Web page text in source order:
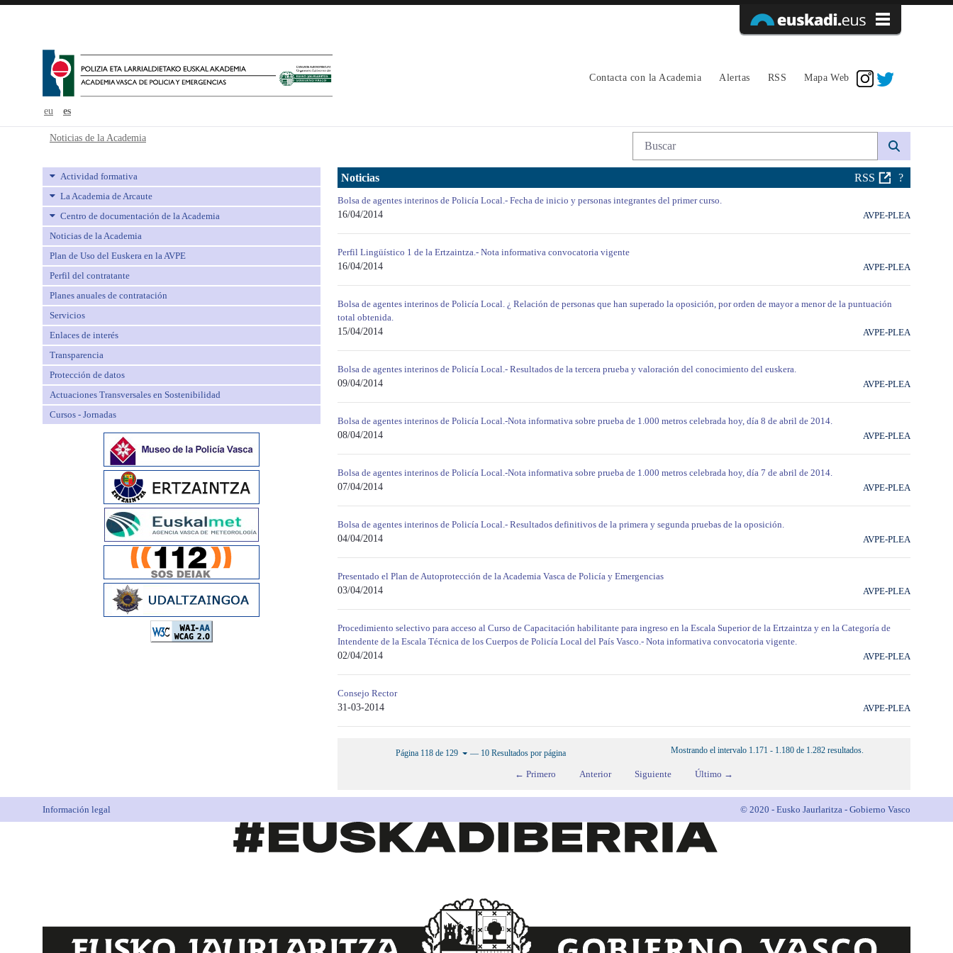
eu es
Contacta con la Academia Alertas RSS Mapa Web
Noticias de la Academia - avpe
Noticias de la Academia Búsqueda web
Actividad formativa
La Academia de Arcaute
Centro de documentación de la Academia
Noticias de la Academia
Plan de Uso del Euskera en la AVPE
Perfil del contratante
Planes anuales de contratación
Servicios
Enlaces de interés
Transparencia
Protección de datos
Actuaciones Transversales en Sostenibilidad
Cursos - Jornadas
Noticias RSS ?
Bolsa de agentes interinos de Policía Local.- Fecha de inicio y personas integrantes del primer curso.
16/04/2014
AVPE-PLEA
Perfil Lingüístico 1 de la Ertzaintza.- Nota informativa convocatoria vigente
16/04/2014
AVPE-PLEA
Bolsa de agentes interinos de Policía Local. ¿ Relación de personas que han superado la oposición, por orden de mayor a menor de la puntuación
total obtenida.
15/04/2014
AVPE-PLEA
Bolsa de agentes interinos de Policía Local.- Resultados de la tercera prueba y valoración del conocimiento del euskera.
09/04/2014
AVPE-PLEA
Bolsa de agentes interinos de Policía Local.-Nota informativa sobre prueba de 1.000 metros celebrada hoy, día 8 de abril de 2014.
08/04/2014
AVPE-PLEA
Bolsa de agentes interinos de Policía Local.-Nota informativa sobre prueba de 1.000 metros celebrada hoy, día 7 de abril de 2014.
07/04/2014
AVPE-PLEA
Bolsa de agentes interinos de Policía Local.- Resultados definitivos de la primera y segunda pruebas de la oposición.
04/04/2014
AVPE-PLEA
Presentado el Plan de Autoprotección de la Academia Vasca de Policía y Emergencias
03/04/2014
AVPE-PLEA
Procedimiento selectivo para acceso al Curso de Capacitación habilitante para ingreso en la Escala Superior de la Ertzaintza y en la Categoría de
Intendente de la Escala Técnica de los Cuerpos de Policía Local del País Vasco.- Nota informativa convocatoria vigente.
02/04/2014
AVPE-PLEA
Consejo Rector
31-03-2014
AVPE-PLEA
Página 118 de 129 — 10 Resultados por página Mostrando el intervalo 1.171 - 1.180 de 1.282 resultados.
← Primero Anterior Siguiente Último →
Información legal © 2020 - Eusko Jaurlaritza - Gobierno Vasco